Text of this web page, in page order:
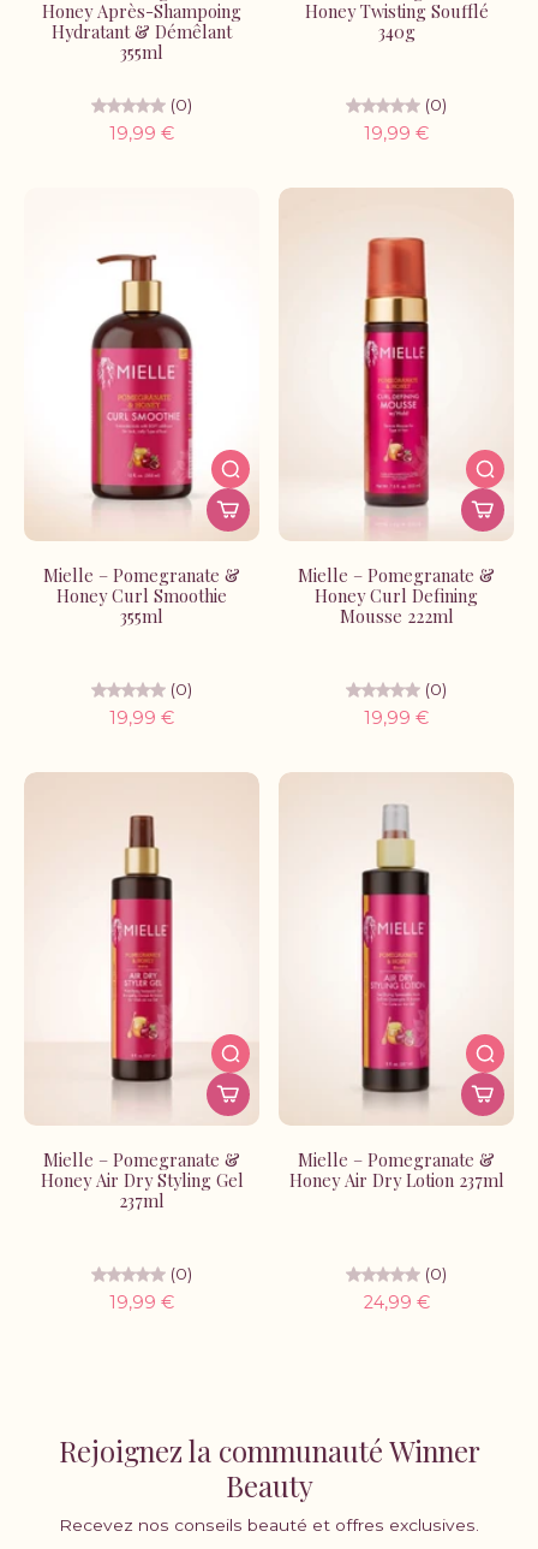
Honey Après-Shampoing
Hydratant & Démêlant
355ml
(0)
19,99 €
Honey Twisting Soufflé
340g
(0)
19,99 €
Mielle – Pomegranate &
Honey Curl Smoothie
355ml
(0)
19,99 €
Mielle – Pomegranate &
Honey Curl Defining
Mousse 222ml
(0)
19,99 €
Mielle – Pomegranate &
Honey Air Dry Styling Gel
237ml
(0)
19,99 €
Mielle – Pomegranate &
Honey Air Dry Lotion 237ml
(0)
24,99 €
Rejoignez la communauté Winner
Beauty
Recevez nos conseils beauté et offres exclusives.